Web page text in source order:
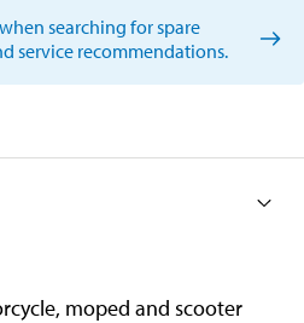
searching for spare
service recommendations.
moped and scooter